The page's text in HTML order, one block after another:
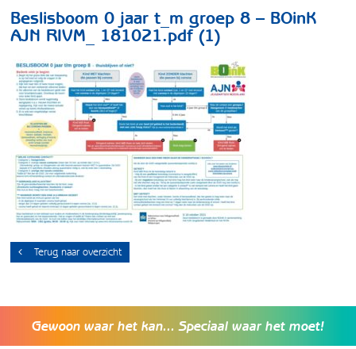
Beslisboom 0 jaar t_m groep 8 – BOinK
AJN RIVM_ 181021.pdf (1)
Terug naar overzicht
Gewoon waar het kan... Speciaal waar het moet!